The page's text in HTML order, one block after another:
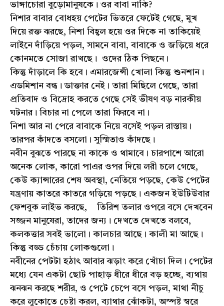
ভাঙ্গাচোরা বুড়োমানুষকে। ওর বাবা নাকি?
নিশার বাবার বোধহয় পেটের ভিতরে ফেটেই গেছে, মুখ
দিয়ে রক্ত ঝরছে, নিশা বিহ্বল হয়ে ওর দিকে না তাকিয়েই
লাইনে দাঁড়িয়ে পড়ল, সামনে বাবা, বাবাকে ও জড়িয়ে ধরে
কোনমতে সোজা রাখছে। ওদের ঠিক পিছনে।
কিন্তু দাঁড়ালে কি হবে। এমারজেন্সী খোলা কিন্তু শুনশান।
এডমিশান বন্ধ। ডাক্তার নেই। তারা মিছিলে গেছে, তারা
প্রতিবাদ ও বিদ্রোহ করতে গেছে সেই ভীষণ বড় নারকীয়
ঘটনার। বিচার না পেলে তারা ফিরবে না।
নিশা আর না পেরে বাবাকে নিয়ে বসেই পড়ল রাস্তায়।
তারপর কাঁদতে বসলো। সুস্মিতাও কাঁদছে।
নবীন বুঝতে পারছে না কাকে ও থামাবে। চারপাশে আরো
অনেক লোক, কারো পাএর ওপর দিয়ে লরী চলে গেছে,
কেউ ক্যান্সারের শেষ অবস্থা, নেতিয়ে পড়ছে, কেউ পেটের
যন্ত্রণায় কাতরে কাতরে গড়িয়ে পড়ছে। একজন ইউটিউবার
ফেশবুক লাইভ করছে, তিরিশ তলার ওপরে বসে দেখবেন
সজ্জন মানুষেরা, তাদের জন্য। দেখতে দেখতে বলবে,
কলকত্তার সবই ভালো। কালচার আছে। কালী মা আছে।
কিন্তু বড্ড চেঁচায় লোকগুলো।
নবীনের পেটটা হঠাৎ আবার ঝড়াং করে খোঁচা দিল। পেটের
মধ্যে যেন একটা ছোট পাহাড় ধীরে ধীরে বড় হচ্ছে, ব্যথায়
ঝনঝন করছে শরীর, ও পেটে চেপে বসে পড়ল, মাথা নীচু
করে লুকোতে চেষ্টা করল, ব্যাথার ঝোঁকটা, অস্পষ্ট স্বরে